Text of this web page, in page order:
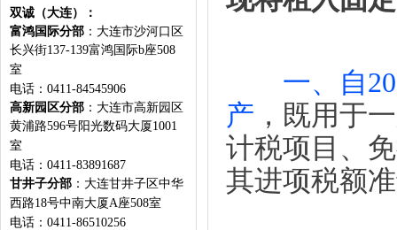
双诚（大连）：
富鸿国际分部 ：大连市沙河口区
长兴街137-139富鸿国际b座508
室
电话：0411-84545906
高新园区分部 ：大连市高新园区
黄浦路596号阳光数码大厦1001
室
电话：0411-83891687
甘井子分部 ：大连甘井子区中华
西路18号中南大厦A座508室
电话：0411-86510256
一、自
产 ，既用于
计税项目、
其进项税额